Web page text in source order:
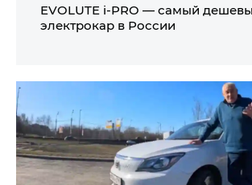
EVOLUTE i‑PRO — самый
электрокар в России